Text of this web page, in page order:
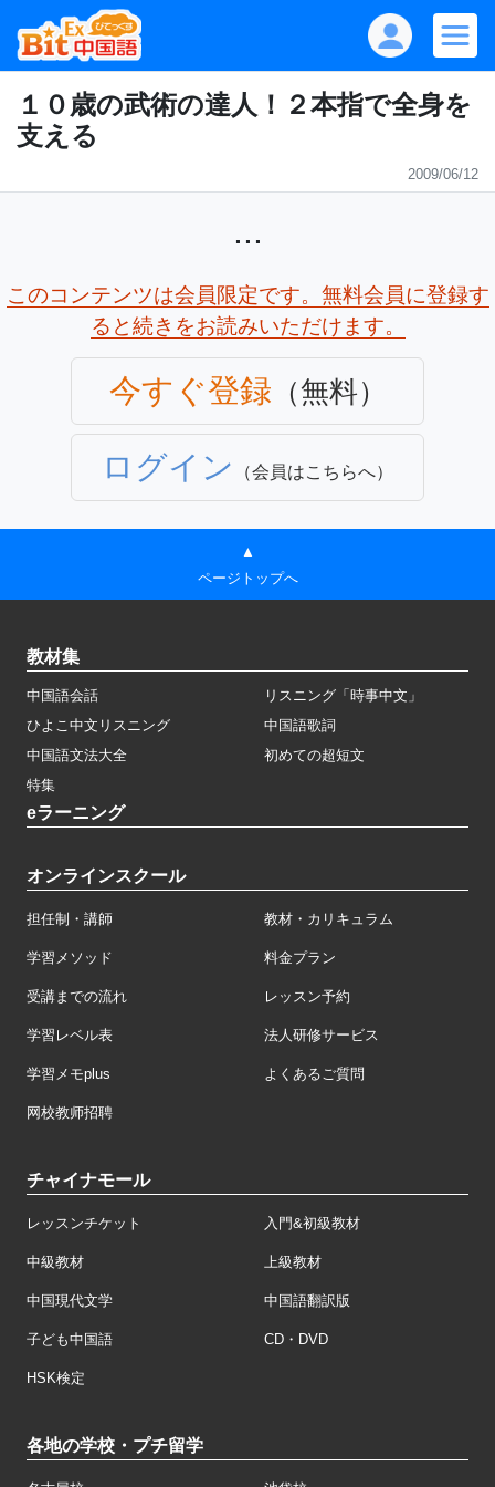
１０歳の武術の達人！２本指で全身を
支える
2009/06/12
...
このコンテンツは会員限定です。無料会員に登録す
ると続きをお読みいただけます。
今すぐ登録 （無料）
ログイン （会員はこちらへ）
▲
ページトップへ
教材集
中国語会話
リスニング「時事中文」
ひよこ中文リスニング
中国語歌詞
中国語文法大全
初めての超短文
特集
eラーニング
オンラインスクール
担任制・講師 教材・カリキュラム
学習メソッド 料金プラン
受講までの流れ レッスン予約
学習レベル表 法人研修サービス
学習メモplus よくあるご質問
网校教师招聘
チャイナモール
レッスンチケット 入門&初級教材
中級教材 上級教材
中国現代文学 中国語翻訳版
子ども中国語 CD・DVD
HSK検定
各地の学校・プチ留学